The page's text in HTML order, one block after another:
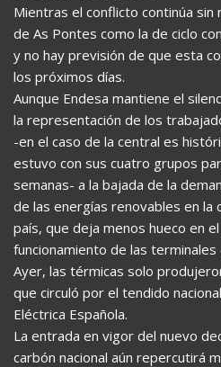
Mientras el conflicto continúa
de As Pontes como la de ciclo
y no hay previsión de que esta
los próximos días.
Aunque Endesa mantiene el
la representación de los
-en el caso de la central es
estuvo con sus cuatro grupos
semanas- a la bajada de la
de las energías renovables en la
país, que deja menos hueco en
funcionamiento de las terminales
Ayer, las térmicas solo
que circuló por el tendido
Eléctrica Española.
La entrada en vigor del nuevo
carbón nacional aún repercutirá